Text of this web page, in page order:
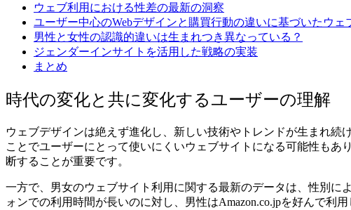
ウェブ利用における性差の最新の洞察
ユーザー中心のWebデザインと購買行動の違いに基づいたウェ
男性と女性の認識的違いは生まれつき異なっている？
ジェンダーインサイトを活用した戦略の実装
まとめ
時代の変化と共に変化するユーザーの理解
ウェブデザインは絶えず進化し、新しい技術やトレンドが生まれ
ことでユーザーにとって使いにくいウェブサイトになる可能性も
断することが重要です。
一方で、男女のウェブサイト利用に関する最新のデータは、性別
ォンでの利用時間が長いのに対し、男性はAmazon.co.jpを好んで